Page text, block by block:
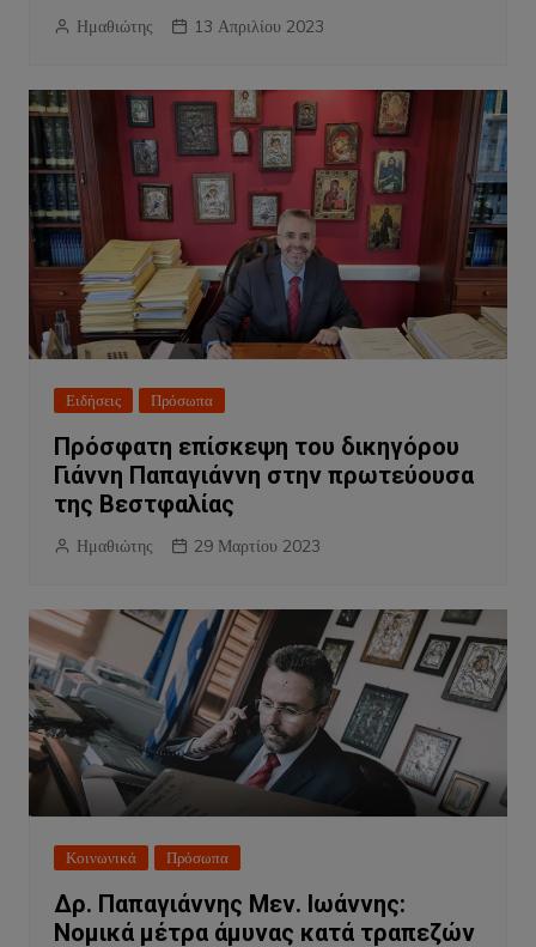
Ημαθιώτης 13 Απριλίου 2023
Ειδήσεις Πρόσωπα
Πρόσφατη επίσκεψη του δικηγόρου
Γιάννη Παπαγιάννη στην πρωτεύουσα
της Βεστφαλίας
Ημαθιώτης 29 Μαρτίου 2023
Κοινωνικά Πρόσωπα
Δρ. Παπαγιάννης Μεν. Ιωάννης:
Νομικά μέτρα άμυνας κατά τραπεζών